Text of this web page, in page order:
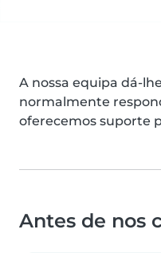
A nossa equipa dá-
normalmente
oferecemos suporte
Antes de nos